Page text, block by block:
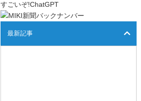
すごいぞ!ChatGPT
最新記事